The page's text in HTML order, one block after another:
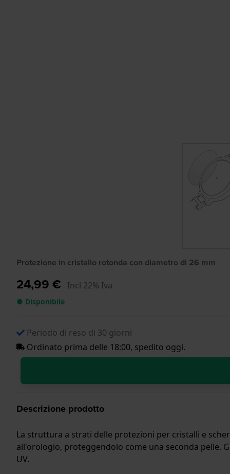
Protezione in cristallo rotonda con diametro di 26 mm
24,99 € Incl 22% Iva
● Disponibile
Periodo di reso di 30 giorni
Ordinato prima delle 18:00, spedito oggi.
Descrizione prodotto
La struttura a strati delle protezioni per cristalli e
all'orologio, proteggendolo come una seconda pelle.
UV.